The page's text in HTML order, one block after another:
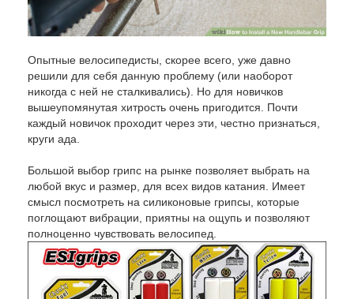
Опытные велосипедисты, скорее всего, уже давно
решили для себя данную проблему (или наоборот
никогда с ней не сталкивались). Но для новичков
вышеупомянутая хитрость очень пригодится. Почти
каждый новичок проходит через эти, честно признаться,
круги ада.
Большой выбор грипс на рынке позволяет выбрать на
любой вкус и размер, для всех видов катания. Имеет
смысл посмотреть на силиконовые грипсы, которые
поглощают вибрации, приятны на ощупь и позволяют
полноценно чувствовать велосипед.